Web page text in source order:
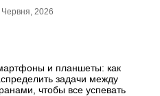
Червня, 2026
и планшеты: как
задачи между
чтобы все успевать